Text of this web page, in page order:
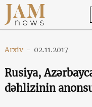
Arxiv - 02.11.2017
Rusiya,
dəhlizinin